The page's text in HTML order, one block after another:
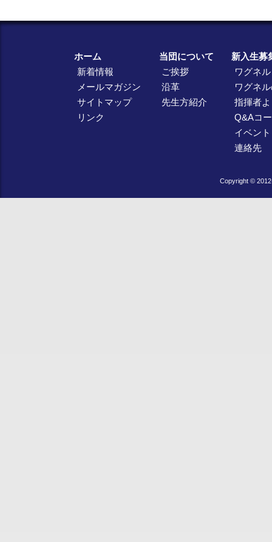
ホーム
新着情報
メールマガジン
サイトマップ
リンク
当団について
ご挨拶
沿革
先生方紹介
新入生募
ワグネ
ワグネ
指揮者
Q&Aコ
イベン
連絡先
Copyright ©